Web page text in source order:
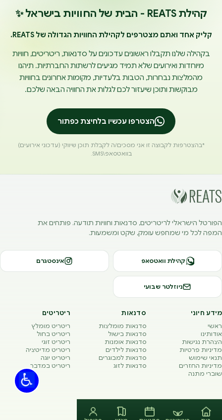
קהילת REATS - הבית של החוויות בישראל ✨
קליק אחד ואתם מצטרפים לקהילת החוויות הגדולה של REATS.
בקהילה שלנו תקבלו ראשונים עדכונים על סדנאות, ריטריטים, חוויות
מיוחדות ואירועים שלא תמיד מגיעים לרשתות החברתיות. תיהנו
מהמלצות נבחרות, הטבות בלעדיות, מקומות אחרונים בחוויות
מבוקשות ותוכן שיעזור לכם לגלות את החוויה הבאה שלכם.
הצטרפו עכשיו בלחיצת כפתור
*בהצטרפות לקבוצה זו אני מסכים/ה לקבלת תוכן שיווקי (עדכוני אירועים)
בוואטסאפ\SMS.
הפורטל הישראלי לריטריטים, סדנאות וחוויות תודעה. פותחים את
המפה לכל מי שמחפש עומק, שקט ומשמעות.
קהילת וואטסאפ אינסטגרם
ניוזלטר שבועי
מידע חיוני
ראשי
אודותינו
הצהרת נגישות
מדיניות פרטיות
תנאי שימוש
מדיניות החזרים
שוברי מתנה
סדנאות
סדנאות מומלצות
סדנאות בישול
סדנאות אומנות
סדנאות לילדים
סדנאות למבוגרים
סדנאות לזוג
ריטריטים
ריטריט מומלץ
ריטריט בחול
ריטריט זוגי
ריטריט מדיטציה
ריטריט יוגה
ריטריט במדבר